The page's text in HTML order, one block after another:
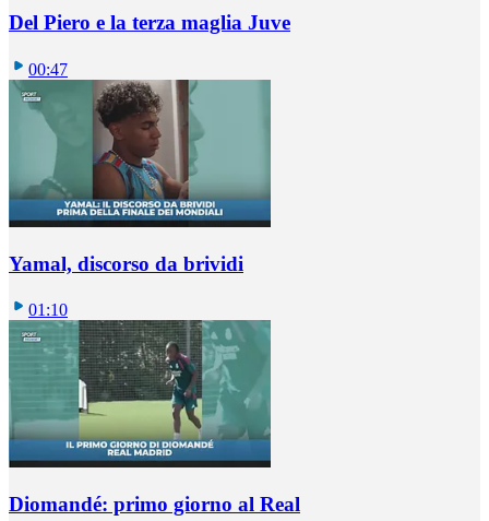
Del Piero e la terza maglia Juve
00:47
Yamal, discorso da brividi
01:10
Diomandé: primo giorno al Real